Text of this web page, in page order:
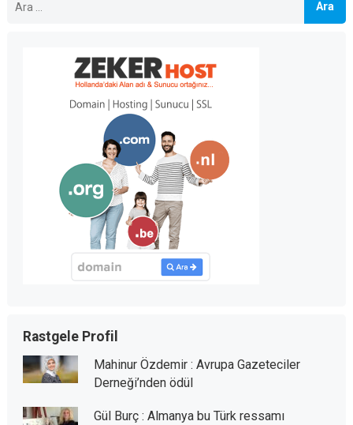
Rastgele Profil
Mahinur Özdemir : Avrupa Gazeteciler
Derneği’nden ödül
Gül Burç : Almanya bu Türk ressamı